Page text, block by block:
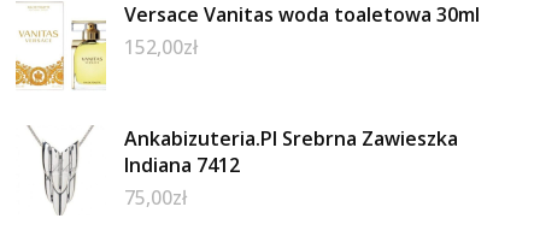
Versace Vanitas woda toaletowa 30ml
152,00zł
Ankabizuteria.Pl Srebrna Zawieszka
Indiana 7412
75,00zł